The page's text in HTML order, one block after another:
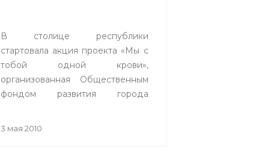
В столице республики
стартовала акция проекта «Мы с
тобой одной крови»,
организованная Общественным
фондом развития города
3 мая 2010